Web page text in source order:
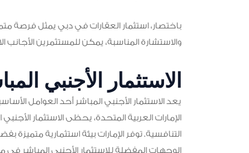
باختصار، استثمار العقارات في دبي يمثل فرصة
والاستشارة المناسبة، يمكن للمستثمرين الأجانب
الاستثمار الأجنبي
يعد الاستثمار الأجنبي المباشر أحد العوامل
الإمارات العربية المتحدة، يحظى الاستثمار
التنافسية. توفر الإمارات بيئة استثمارية
الوجهات المفضلة للاستثمار الأجنبي المباشر